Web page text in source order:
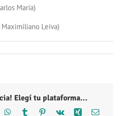
María)
Maximiliano Leiva)
Elegí tu plataforma...
WhatsApp
Tumblr Pinterest
Vk Xing Correo